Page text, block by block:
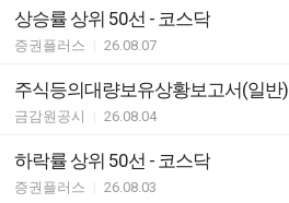
상승률 상위 50선 - 코스닥
증권플러스 26.08.07
주식등의대량보유상황보고서(일반)
금감원공시 26.08.04
하락률 상위 50선 - 코스닥
증권플러스 26.08.03